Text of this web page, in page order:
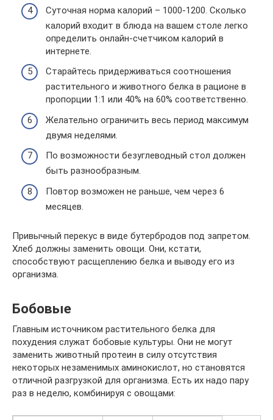
Суточная норма калорий – 1000-1200. Сколько
калорий входит в блюда на вашем столе легко
определить онлайн-счетчиком калорий в
интернете.
Старайтесь придерживаться соотношения
растительного и животного белка в рационе в
пропорции 1:1 или 40% на 60% соответственно.
Желательно ограничить весь период максимум
двумя неделями.
По возможности безуглеводный стол должен
быть разнообразным.
Повтор возможен не раньше, чем через 6
месяцев.
Привычный перекус в виде бутербродов под запретом.
Хлеб должны заменить овощи. Они, кстати,
способствуют расщеплению белка и выводу его из
организма.
Бобовые
Главным источником растительного белка для
похудения служат бобовые культуры. Они не могут
заменить животный протеин в силу отсутствия
некоторых незаменимых аминокислот, но становятся
отличной разгрузкой для организма. Есть их надо пару
раз в неделю, комбинируя с овощами: